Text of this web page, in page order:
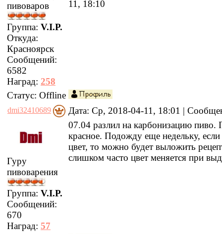
пивоваров
Группа: V.I.P.
Откуда:
Красноярск
Сообщений:
6582
Наград: 258
11, 18:10
Статус: Offline
dmi32410689 Дата: Ср, 2018-04-11, 18:01 |
Гуру
пивоварения
Группа: V.I.P.
Сообщений:
670
Наград: 57
07.04 разлил на карбонизацию пиво.
красное. Подожду еще недельку, если
цвет, то можно будет выложить
слишком часто цвет меняется при